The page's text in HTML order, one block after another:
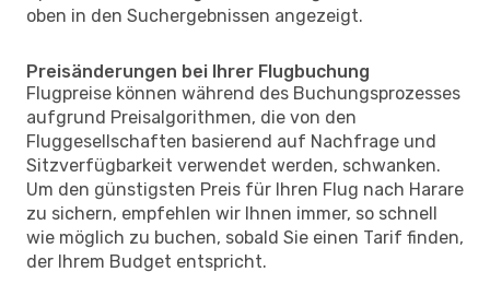
oben in den Suchergebnissen angezeigt.
Preisänderungen bei Ihrer Flugbuchung
Flugpreise können während des Buchungsprozesses
aufgrund Preisalgorithmen, die von den
Fluggesellschaften basierend auf Nachfrage und
Sitzverfügbarkeit verwendet werden, schwanken.
Um den günstigsten Preis für Ihren Flug nach Harare
zu sichern, empfehlen wir Ihnen immer, so schnell
wie möglich zu buchen, sobald Sie einen Tarif finden,
der Ihrem Budget entspricht.